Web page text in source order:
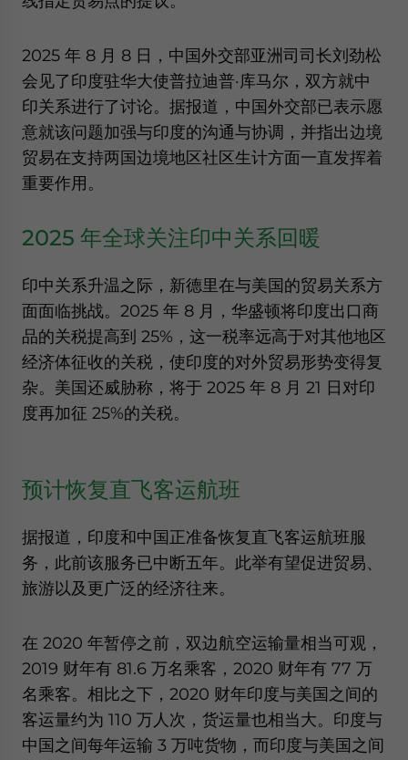
2025 年 8 月 8 日，中国外交部亚洲司司长刘劲松
会见了印度驻华大使普拉迪普·库马尔，双方就中
印关系进行了讨论。据报道，中国外交部已表示愿
意就该问题加强与印度的沟通与协调，并指出边境
贸易在支持两国边境地区社区生计方面一直发挥着
重要作用。
2025 年全球关注印中关系回暖
印中关系升温之际，新德里在与美国的贸易关系方
面面临挑战。2025 年 8 月，华盛顿将印度出口商
品的关税提高到 25%，这一税率远高于对其他地区
经济体征收的关税，使印度的对外贸易形势变得复
杂。美国还威胁称，将于 2025 年 8 月 21 日对印
度再加征 25%的关税。
预计恢复直飞客运航班
据报道，印度和中国正准备恢复直飞客运航班服
务，此前该服务已中断五年。此举有望促进贸易、
旅游以及更广泛的经济往来。
在 2020 年暂停之前，双边航空运输量相当可观，
2019 财年有 81.6 万名乘客，2020 财年有 77 万
名乘客。相比之下，2020 财年印度与美国之间的
客运量约为 110 万人次，货运量也相当大。印度与
中国之间每年运输 3 万吨货物，而印度与美国之间
website. Please send me business news and updates
for Asia!